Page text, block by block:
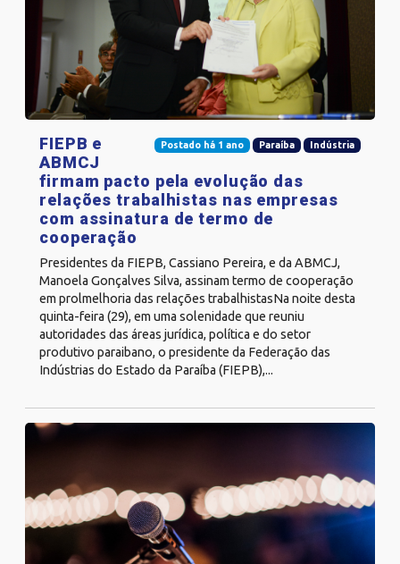
Postado há 1 ano Paraíba Indústria
FIEPB e
ABMCJ
firmam pacto pela evolução das
relações trabalhistas nas empresas
com assinatura de termo de
cooperação
Presidentes da FIEPB, Cassiano Pereira, e da ABMCJ,
Manoela Gonçalves Silva, assinam termo de cooperação
em prolmelhoria das relações trabalhistasNa noite desta
quinta-feira (29), em uma solenidade que reuniu
autoridades das áreas jurídica, política e do setor
produtivo paraibano, o presidente da Federação das
Indústrias do Estado da Paraíba (FIEPB),...